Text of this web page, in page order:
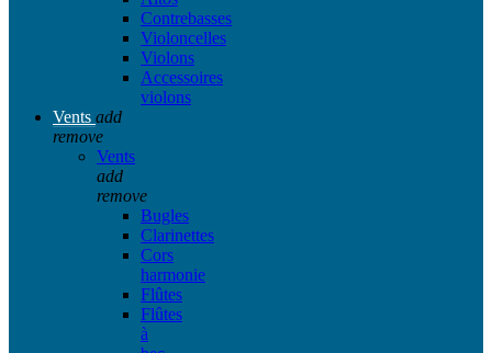
Contrebasses
Violoncelles
Violons
Accessoires
violons
Vents add
remove
Vents
add
remove
Bugles
Clarinettes
Cors
harmonie
Flûtes
Flûtes
à